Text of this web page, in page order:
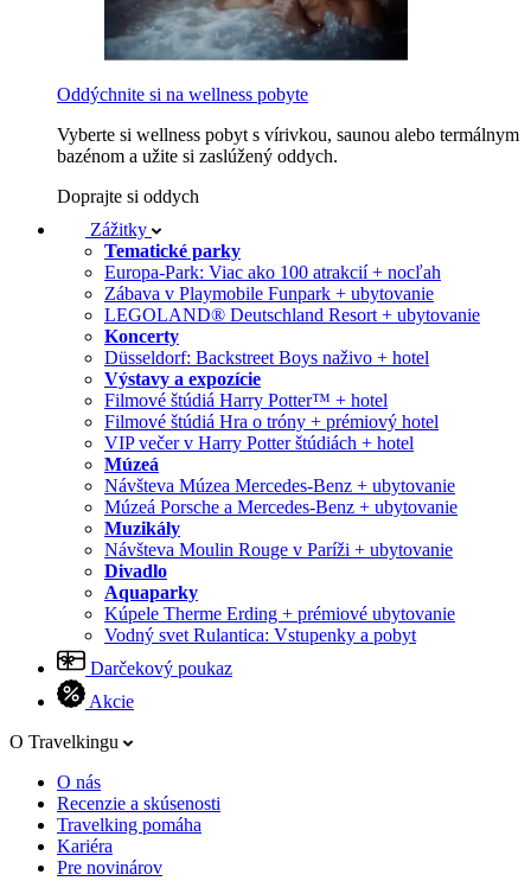
Oddýchnite si na wellness pobyte
Vyberte si wellness pobyt s vírivkou, saunou alebo termálnym
bazénom a užite si zaslúžený oddych.
Doprajte si oddych
Zážitky
Tematické parky
Europa-Park: Viac ako 100 atrakcií + nocľah
Zábava v Playmobile Funpark + ubytovanie
LEGOLAND® Deutschland Resort + ubytovanie
Koncerty
Düsseldorf: Backstreet Boys naživo + hotel
Výstavy a expozície
Filmové štúdiá Harry Potter™ + hotel
Filmové štúdiá Hra o tróny + prémiový hotel
VIP večer v Harry Potter štúdiách + hotel
Múzeá
Návšteva Múzea Mercedes-Benz + ubytovanie
Múzeá Porsche a Mercedes-Benz + ubytovanie
Muzikály
Návšteva Moulin Rouge v Paríži + ubytovanie
Divadlo
Aquaparky
Kúpele Therme Erding + prémiové ubytovanie
Vodný svet Rulantica: Vstupenky a pobyt
Darčekový poukaz
Akcie
O Travelkingu
O nás
Recenzie a skúsenosti
Travelking pomáha
Kariéra
Pre novinárov